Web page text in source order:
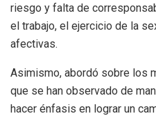
riesgo y falta de
el trabajo, el ejercicio de la
afectivas.
Asimismo, abordó sobre los
que se han observado de
hacer énfasis en lograr un